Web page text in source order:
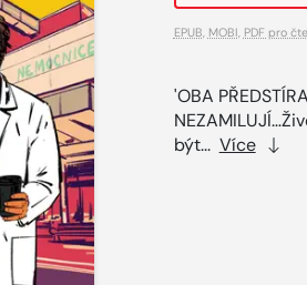
EPUB MOBI PDF pro
'OBA
být... Více